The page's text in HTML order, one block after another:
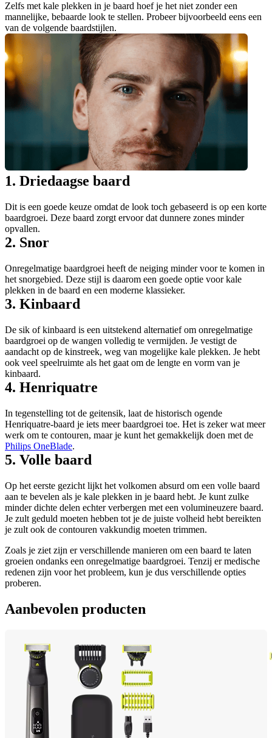
Zelfs met kale plekken in je baard hoef je het niet zonder een
mannelijke, bebaarde look te stellen. Probeer bijvoorbeeld eens een
van de volgende baardstijlen.
1. Driedaagse baard
Dit is een goede keuze omdat de look toch gebaseerd is op een korte
baardgroei. Deze baard zorgt ervoor dat dunnere zones minder
opvallen.
2. Snor
Onregelmatige baardgroei heeft de neiging minder voor te komen in
het snorgebied. Deze stijl is daarom een goede optie voor kale
plekken in de baard en een moderne klassieker.
3. Kinbaard
De sik of kinbaard is een uitstekend alternatief om onregelmatige
baardgroei op de wangen volledig te vermijden. Je vestigt de
aandacht op de kinstreek, weg van mogelijke kale plekken. Je hebt
ook veel speelruimte als het gaat om de lengte en vorm van je
kinbaard.
4. Henriquatre
In tegenstelling tot de geitensik, laat de historisch ogende
Henriquatre-baard je iets meer baardgroei toe. Het is zeker wat meer
Philips OneBlade.
5. Volle baard
Op het eerste gezicht lijkt het volkomen absurd om een volle baard
aan te bevelen als je kale plekken in je baard hebt. Je kunt zulke
minder dichte delen echter verbergen met een volumineuzere baard.
Je zult geduld moeten hebben tot je de juiste volheid hebt bereikten
je zult ook de contouren vakkundig moeten trimmen.
Zoals je ziet zijn er verschillende manieren om een baard te laten
groeien ondanks een onregelmatige baardgroei. Tenzij er medische
redenen zijn voor het probleem, kun je dus verschillende opties
proberen.
Aanbevolen producten